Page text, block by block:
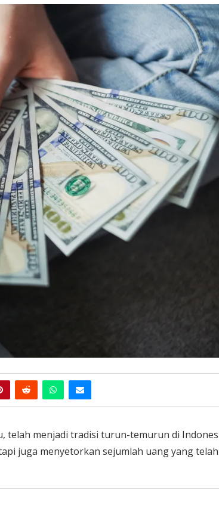
telah menjadi tradisi turun-temurun di
juga menyetorkan sejumlah uang yang telah